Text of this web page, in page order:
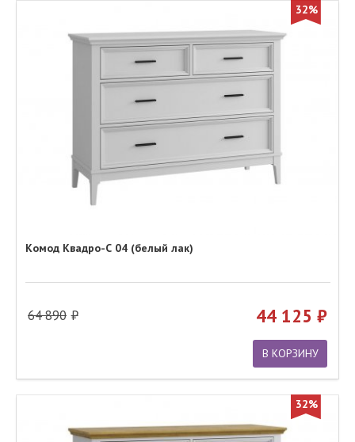
32%
Комод Квадро-С 04 (белый лак)
64 890 44 125
В КОРЗИНУ
32%